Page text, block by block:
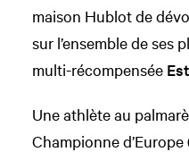
maison Hublot de
sur l’ensemble de ses
multi-récompensée
Une athlète au
Championne